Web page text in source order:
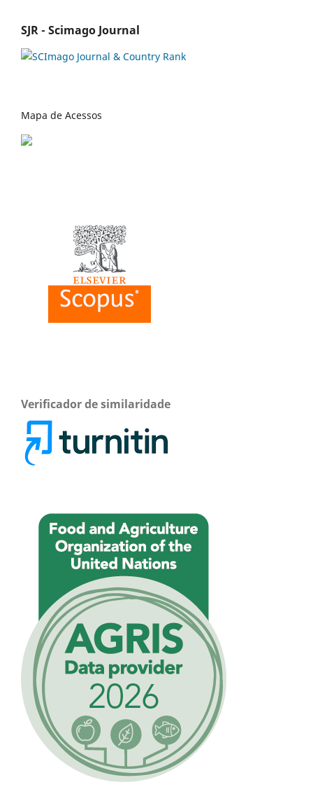
SJR - Scimago Journal
Mapa de Acessos
Verificador de similaridade